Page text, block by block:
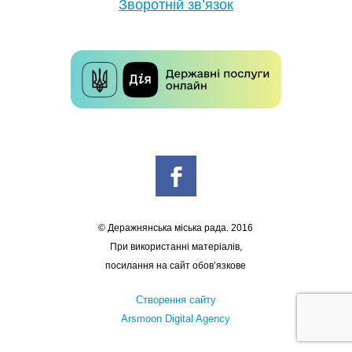
Зворотній зв’язок
© Деражнянська міська рада. 2016
При використанні матеріалів,
посилання на сайт обов’язкове
Створення сайту
Arsmoon Digital Agency